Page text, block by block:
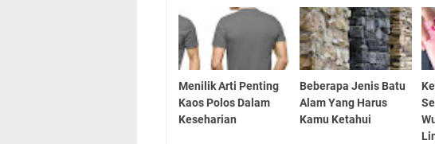
Menilik Arti Penting
Kaos Polos Dalam
Keseharian
Beberapa Jenis Batu
Alam Yang Harus
Kamu Ketahui